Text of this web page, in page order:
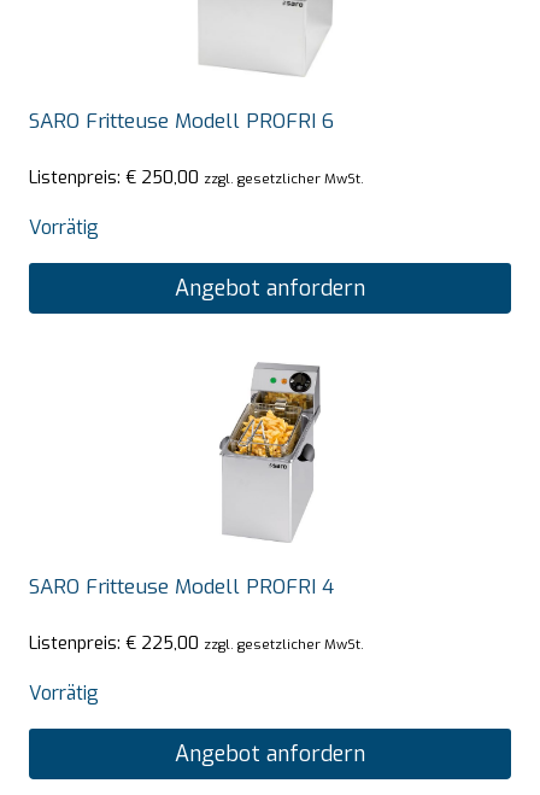
SARO Fritteuse Modell PROFRI 6
Listenpreis: € 250,00 zzgl. gesetzlicher MwSt.
Vorrätig
Angebot anfordern
SARO Fritteuse Modell PROFRI 4
Listenpreis: € 225,00 zzgl. gesetzlicher MwSt.
Vorrätig
Angebot anfordern